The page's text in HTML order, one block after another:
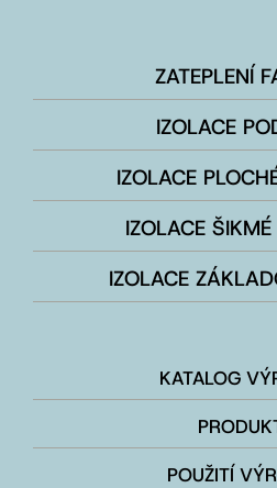
ZATEPLENÍ
IZOLACE
IZOLACE
IZOLACE
IZOLACE
KATALOG
POUŽITÍ